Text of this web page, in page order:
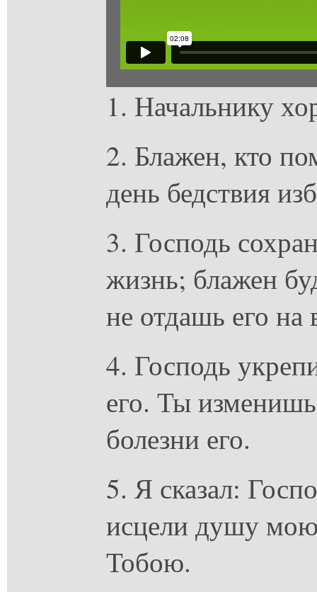
1. Начальнику
2. Блажен, кто
день бедствия
3. Господь
жизнь; блажен
не отдашь его на
4. Господь
его. Ты
болезни его.
5. Я сказал:
исцели душу
Тобою.